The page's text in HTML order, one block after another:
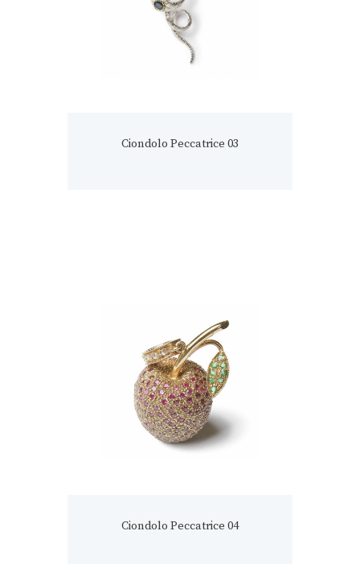
Ciondolo Peccatrice 03
Ciondolo Peccatrice 04